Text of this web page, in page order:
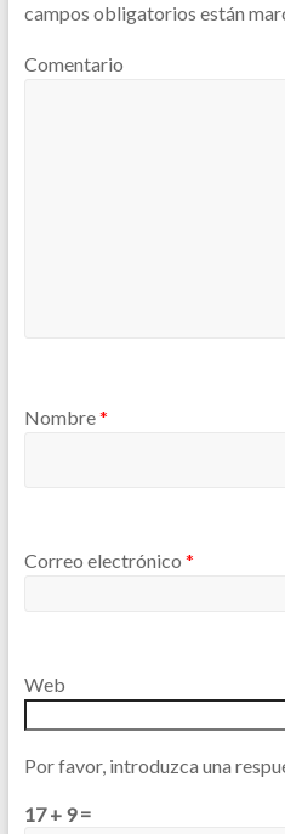
campos obligatorios están
Comentario
Nombre*
Correo electrónico *
Web
Por favor, introduzca una
17 + 9 =